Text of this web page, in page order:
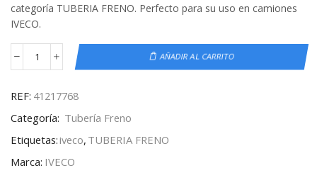
categoría TUBERIA FRENO. Perfecto para su uso en camiones
IVECO.
AÑADIR AL CARRITO
REF: 41217768
Categoría: Tubería Freno
Etiquetas:iveco, TUBERIA FRENO
Marca: IVECO